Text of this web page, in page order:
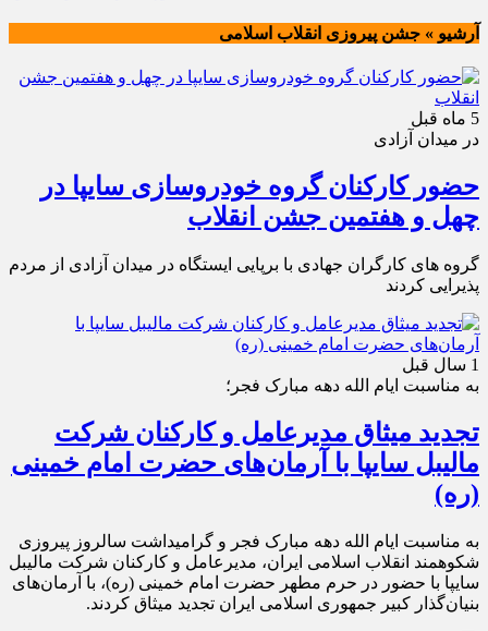
آرشیو » جشن پیروزی انقلاب اسلامی
5 ماه قبل
در میدان آزادی
حضور کارکنان گروه خودروسازی سایپا در
چهل و هفتمین جشن انقلاب
گروه های کارگران جهادی با برپایی ایستگاه در میدان آزادی از مردم
پذیرایی کردند
1 سال قبل
به مناسبت ایام الله دهه مبارک فجر؛
تجدید میثاق مدیرعامل و کارکنان شرکت
مالیبل سایپا با آرمان‌های حضرت امام خمینی
(ره)
به مناسبت ایام الله دهه مبارک فجر و گرامیداشت سالروز پیروزی
شکوهمند انقلاب اسلامی ایران، مدیرعامل و کارکنان شرکت مالیبل
سایپا با حضور در حرم مطهر حضرت امام خمینی (ره)، با آرمان‌های
بنیان‌گذار کبیر جمهوری اسلامی ایران تجدید میثاق کردند.